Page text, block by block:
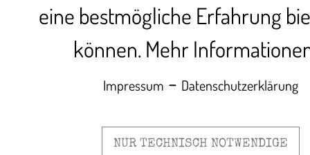
22. November 2018
Zurück zur Übersicht
eine bestmögliche Erfahrung
können.Mehr
Impressum - Datenschutzerklärung
NUR TECHNISCH NOTWENDIGE